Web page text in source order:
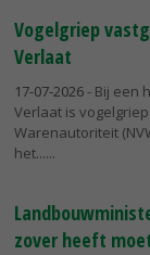
Vogelgriep
Verlaat
17-07-2026- Bij een
Verlaat is
Warenautoriteit
het...
zover heeft